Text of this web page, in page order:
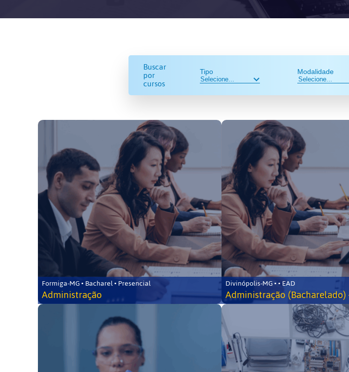
Buscar
por
cursos
Tipo Modalidade
Formiga-MG • Bacharel • Presencial
Administração
Divinópolis-MG • • EAD
Administração (Bacharelado)